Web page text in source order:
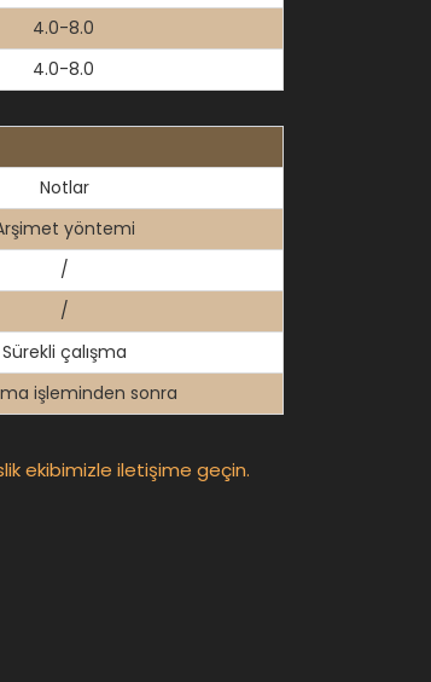
4.0-8.0
4.0-8.0
Notlar
yöntemi
/
/
Sürekli çalışma
işleminden sonra
ekibimizle iletişime geçin.